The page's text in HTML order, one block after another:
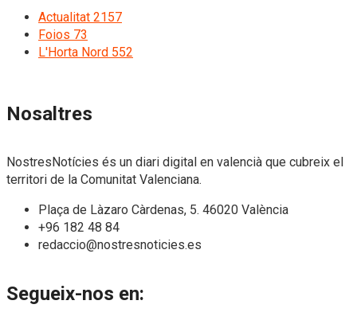
Actualitat 2157
Foios 73
L'Horta Nord 552
Nosaltres
NostresNotícies és un diari digital en valencià que cubreix el
territori de la Comunitat Valenciana.
Plaça de Làzaro Càrdenas, 5. 46020 València
+96 182 48 84
redaccio@nostresnoticies.es
Segueix-nos en: